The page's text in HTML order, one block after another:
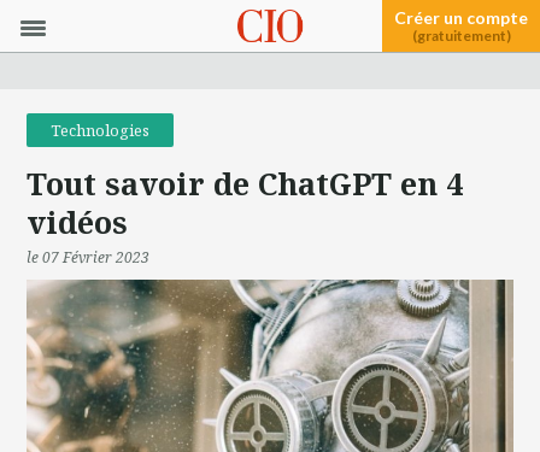
Créer un compte
(gratuitement)
Technologies
Tout savoir de ChatGPT en 4
vidéos
le 07 Février 2023